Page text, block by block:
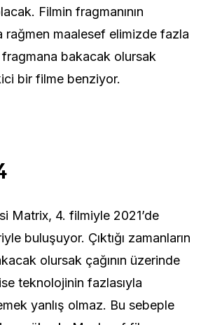
Filmin fragmanının
rağmen maalesef elimizde fazla
bakacak olursak
bir filme benziyor.
Matrix, 4. filmiyle 2021’de
buluşuyor. Çıktığı zamanların
olursak çağının üzerinde
teknolojinin fazlasıyla
yanlış olmaz. Bu sebeple